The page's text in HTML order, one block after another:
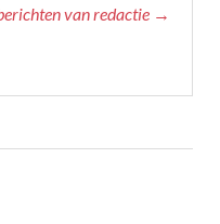
van redactie →